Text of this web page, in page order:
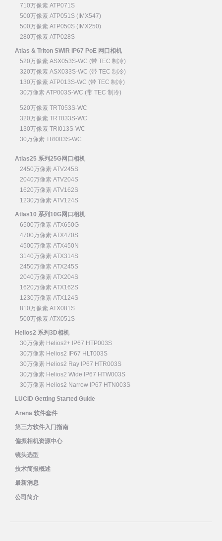
710万像素 ATP071S
500万像素 ATP051S (IMX547)
500万像素 ATP050S (IMX250)
280万像素 ATP028S
Atlas & Triton SWIR IP67 PoE 网口相机
520万像素 ASX053S-WC (带 TEC 制冷)
320万像素 ASX033S-WC (带 TEC 制冷)
130万像素 ATP013S-WC (带 TEC 制冷)
30万像素 ATP003S-WC (带 TEC 制冷)
520万像素 TRT053S-WC
320万像素 TRT033S-WC
130万像素 TRI013S-WC
30万像素 TRI003S-WC
Atlas25 系列25G网口相机
2450万像素 ATV245S
2040万像素 ATV204S
1620万像素 ATV162S
1230万像素 ATV124S
Atlas10 系列10G网口相机
6500万像素 ATX650G
4700万像素 ATX470S
4500万像素 ATX450N
3140万像素 ATX314S
2450万像素 ATX245S
2040万像素 ATX204S
1620万像素 ATX162S
1230万像素 ATX124S
810万像素 ATX081S
500万像素 ATX051S
Helios2 系列3D相机
30万像素 Helios2+ IP67 HTP003S
30万像素 Helios2 IP67 HLT003S
30万像素 Helios2 Ray IP67 HTR003S
30万像素 Helios2 Wide IP67 HTW003S
30万像素 Helios2 Narrow IP67 HTN003S
LUCID Getting Started Guide
Arena 软件套件
第三方软件入门指南
偏振相机资源中心
镜头选型
技术简报概述
最新消息
公司简介